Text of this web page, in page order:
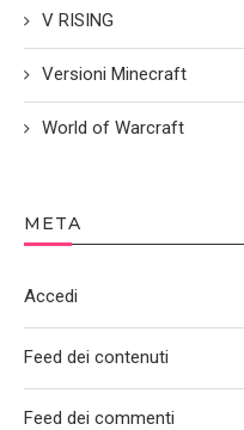
V RISING
Versioni Minecraft
World of Warcraft
META
Accedi
Feed dei contenuti
Feed dei commenti